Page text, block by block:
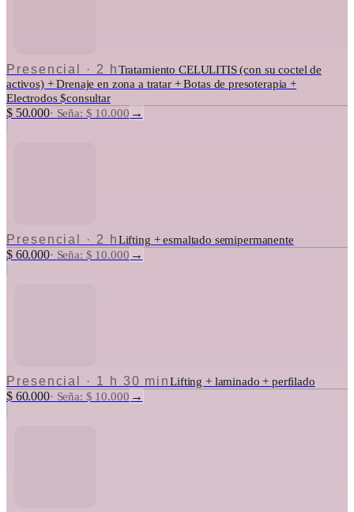
Presencial · 2 hTratamiento CELULITIS (con su coctel de
activos) + Drenaje en zona a tratar + Botas de presoterapia +
Electrodos $consultar
$ 50.000· Seña: $ 10.000 →
Presencial · 2 hLifting + esmaltado semipermanente
$ 60.000· Seña: $ 10.000 →
Presencial · 1 h 30 minLifting + laminado + perfilado
$ 60.000· Seña: $ 10.000 →